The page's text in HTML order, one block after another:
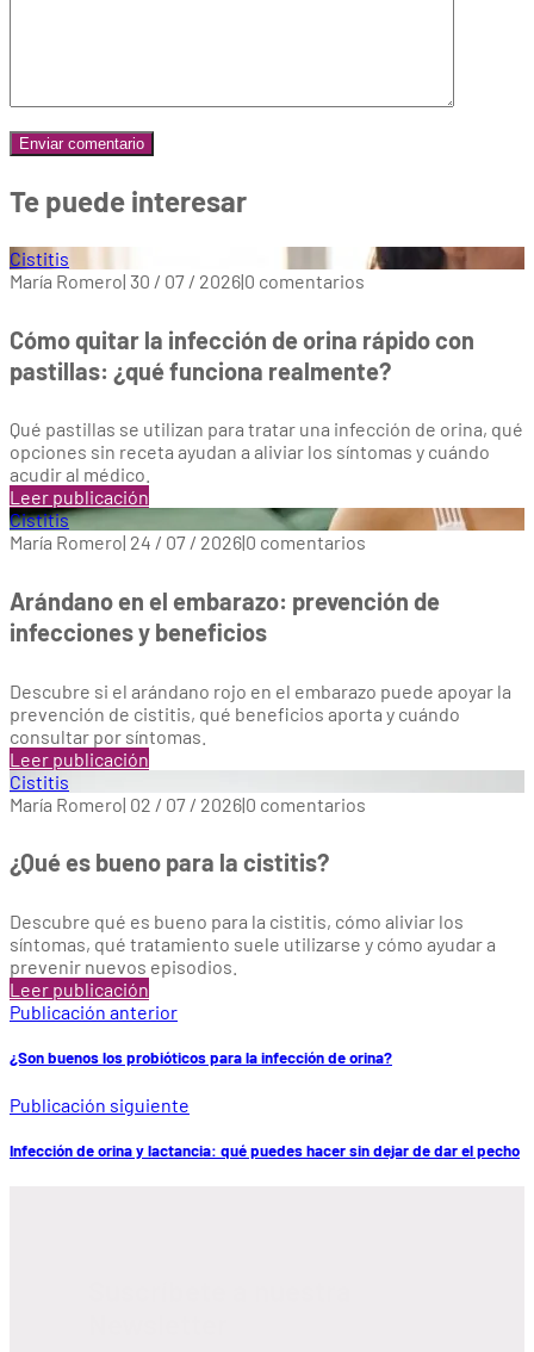
Te puede interesar
Cistitis
María Romero| 30 / 07 / 2026|0 comentarios
Cómo quitar la infección de orina rápido con
pastillas: ¿qué funciona realmente?
Qué pastillas se utilizan para tratar una infección de orina, qué
opciones sin receta ayudan a aliviar los síntomas y cuándo
acudir al médico.
Leer publicación
Cistitis
María Romero| 24 / 07 / 2026|0 comentarios
Arándano en el embarazo: prevención de
infecciones y beneficios
Descubre si el arándano rojo en el embarazo puede apoyar la
prevención de cistitis, qué beneficios aporta y cuándo
consultar por síntomas.
Leer publicación
Cistitis
María Romero| 02 / 07 / 2026|0 comentarios
¿Qué es bueno para la cistitis?
Descubre qué es bueno para la cistitis, cómo aliviar los
síntomas, qué tratamiento suele utilizarse y cómo ayudar a
prevenir nuevos episodios.
Leer publicación
Publicación anterior
¿Son buenos los probióticos para la infección de orina?
Publicación siguiente
Infección de orina y lactancia: qué puedes hacer sin dejar de dar el pecho